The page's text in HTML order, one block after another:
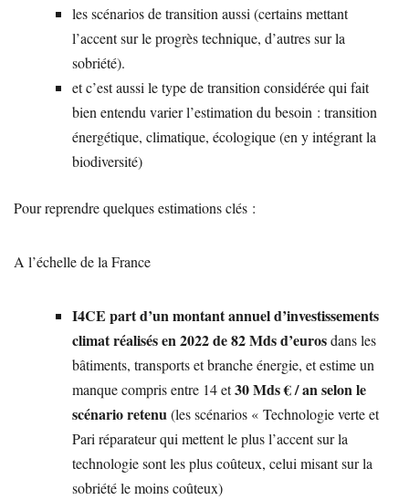
les scénarios de transition aussi (certains mettant
l’accent sur le progrès technique, d’autres sur la
sobriété).
et c’est aussi le type de transition considérée qui fait
bien entendu varier l’estimation du besoin : transition
énergétique, climatique, écologique (en y intégrant la
biodiversité)
Pour reprendre quelques estimations clés :
A l’échelle de la France
I4CE part d’un montant annuel d’investissements
climat réalisés en 2022 de 82 Mds d’eurosdans les
bâtiments, transports et branche énergie, et estime un
manque compris entre 14 et30 Mds € / an selon le
scénario retenu(les scénarios « Technologie verte et
Pari réparateur qui mettent le plus l’accent sur la
technologie sont les plus coûteux, celui misant sur la
sobriété le moins coûteux)